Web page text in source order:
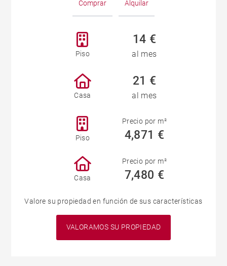
Comprar Alquilar
Piso
14 €
al mes
Casa
21 €
al mes
Piso
Precio por m²
4,871 €
Casa
Precio por m²
7,480 €
Valore su propiedad en función de sus características
VALORAMOS SU PROPIEDAD